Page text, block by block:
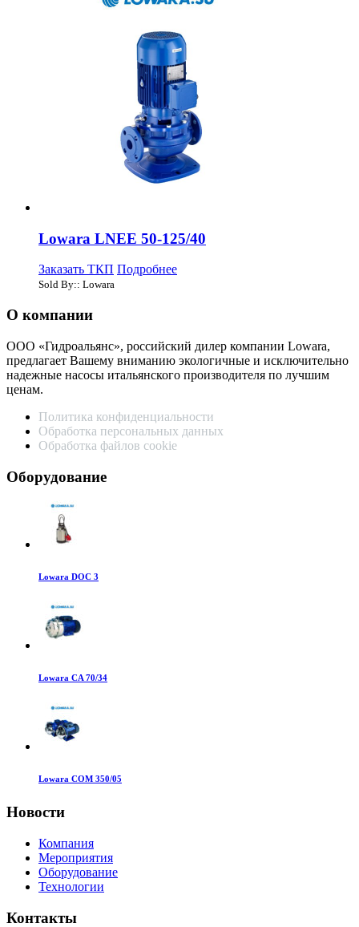
Lowara LNEE 50-125/40
Заказать ТКП Подробнее
Sold By:: Lowara
О компании
ООО «Гидроальянс», российский дилер компании Lowara,
предлагает Вашему вниманию экологичные и исключительно
надежные насосы итальянского производителя по лучшим
ценам.
Политика конфиденциальности
Обработка персональных данных
Обработка файлов cookie
Оборудование
Lowara DOC 3
Lowara CA 70/34
Lowara COM 350/05
Новости
Компания
Мероприятия
Оборудование
Технологии
Контакты